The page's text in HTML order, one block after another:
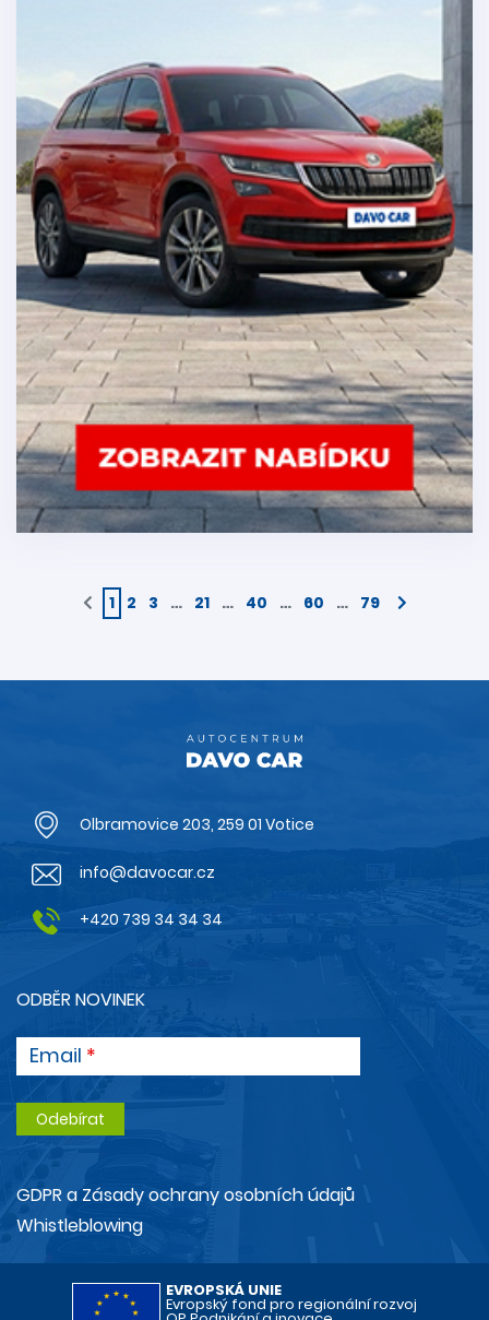
1 2 3 … 21 … 40 … 60 … 79
Olbramovice 203, 259 01 Votice
info@davocar.cz
+420 739 34 34 34
ODBĚR NOVINEK
Email
GDPR a Zásady ochrany osobních údajů
Whistleblowing
EVROPSKÁ UNIE
Evropský fond pro regionální rozvoj